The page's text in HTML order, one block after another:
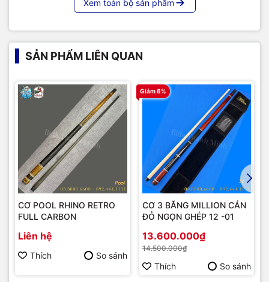
Xem toàn bộ sản phẩm
SẢN PHẨM LIÊN QUAN
CƠ POOL RHINO RETRO
FULL CARBON
Liên hệ
Thích So sánh
Giảm 6%
CƠ 3 BĂNG MILLION CÁN
ĐỎ NGỌN GHÉP 12 -01
13.600.000₫
14.500.000₫
Thích So sánh